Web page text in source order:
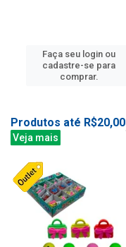
Faça seu login ou
cadastre-se para
comprar.
Produtos até R$20,00
Veja mais